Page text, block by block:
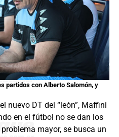
partidos con Alberto Salomón, y
nuevo DT del “león”, Maffini
en el fútbol no se dan los
mayor, se busca un